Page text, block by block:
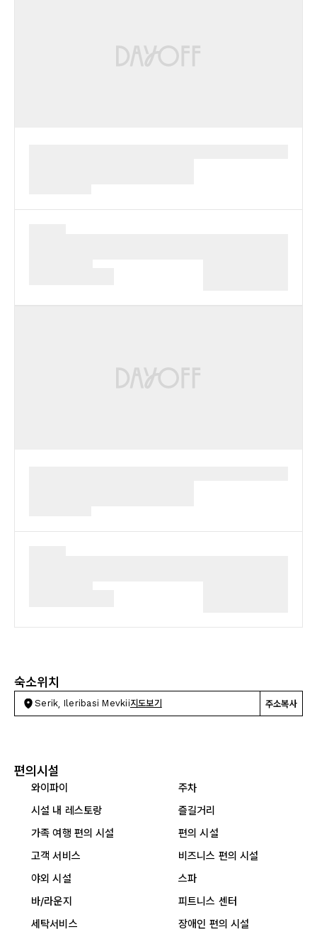
숙소위치
Serik, Ileribasi Mevkii지도보기 주소복사
편의시설
와이파이
주차
시설 내 레스토랑
즐길거리
가족 여행 편의 시설
편의 시설
고객 서비스
비즈니스 편의 시설
야외 시설
스파
바/라운지
피트니스 센터
세탁서비스
장애인 편의 시설